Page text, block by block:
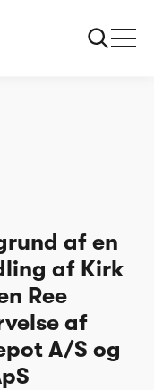
C ApS fælleskontrol over
Holding ApS
af en
af Kirk
Ree
af
A/S og